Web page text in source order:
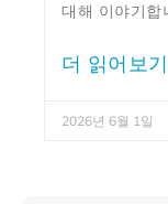
대해 이야기합
더 읽어보기
2026년 6월 1일